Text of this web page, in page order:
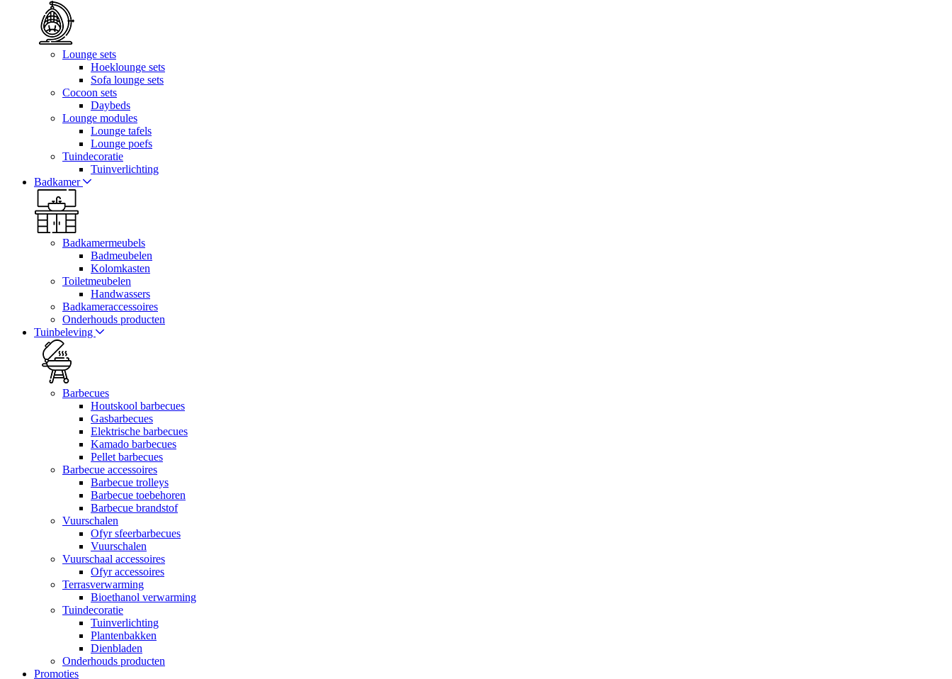
Lounge sets
Hoeklounge sets
Sofa lounge sets
Cocoon sets
Daybeds
Lounge modules
Lounge tafels
Lounge poefs
Tuindecoratie
Tuinverlichting
Badkamer
Badkamermeubels
Badmeubelen
Kolomkasten
Toiletmeubelen
Handwassers
Badkameraccessoires
Onderhouds producten
Tuinbeleving
Barbecues
Houtskool barbecues
Gasbarbecues
Elektrische barbecues
Kamado barbecues
Pellet barbecues
Barbecue accessoires
Barbecue trolleys
Barbecue toebehoren
Barbecue brandstof
Vuurschalen
Ofyr sfeerbarbecues
Vuurschalen
Vuurschaal accessoires
Ofyr accessoires
Terrasverwarming
Bioethanol verwarming
Tuindecoratie
Tuinverlichting
Plantenbakken
Dienbladen
Onderhouds producten
Promoties